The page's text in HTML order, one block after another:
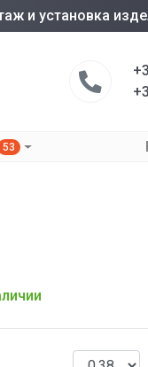
и установка
53